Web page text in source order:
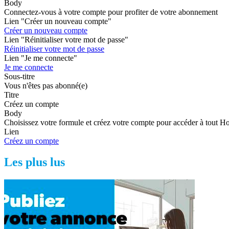
Body
Connectez-vous à votre compte pour profiter de votre abonnement
Lien "Créer un nouveau compte"
Créer un nouveau compte
Lien "Réinitialiser votre mot de passe"
Réinitialiser votre mot de passe
Lien "Je me connecte"
Je me connecte
Sous-titre
Vous n'êtes pas abonné(e)
Titre
Créez un compte
Body
Choisissez votre formule et créez votre compte pour accéder à tout
Lien
Créez un compte
Les plus lus